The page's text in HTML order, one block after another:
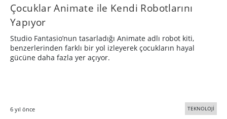
Çocuklar Animate ile Kendi Robotlarını
Yapıyor
Studio Fantasio’nun tasarladığı Animate adlı robot kiti,
benzerlerinden farklı bir yol izleyerek çocukların hayal
gücüne daha fazla yer açıyor.
6 yıl önce TEKNOLOJİ